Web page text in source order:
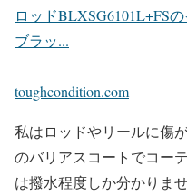
ロッドBLXSG6101L+FS
ブラッ...
toughcondition.com
私はロッドやリールに傷
のバリアスコートでコー
は撥水程度しか分かりま